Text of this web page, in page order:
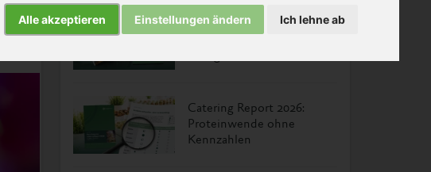
Alle akzeptieren Einstellungen ändern
Nachhaltiges
Kantinenessen: Viel Wollen,
Catering Report 2026:
Proteinwende ohne
Kennzahlen